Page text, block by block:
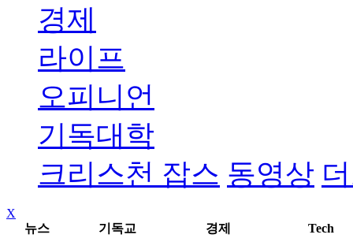
경제
라이프
오피니언
기독대학
크리스천 잡스 동영상
X
뉴스
기독교 경제 Tech